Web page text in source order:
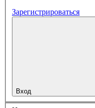
Зарегистрироваться
Вход